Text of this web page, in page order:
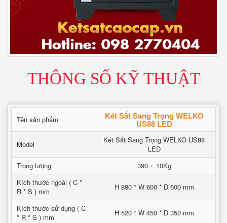
THÔNG SỐ KỸ THUẬT
Tên sản phẩm Két Sắt Sang Trọng WELKO
US88 LED
Model
Két Sắt Sang Trọng WELKO US88
LED
Trọng lượng
390 ± 10Kg
Kích thước ngoài ( C *
R * S ) mm
H 880 * W 600 * D 600 mm
Kích thước sử dụng ( C
* R * S ) mm
H 520 * W 450 * D 350 mm